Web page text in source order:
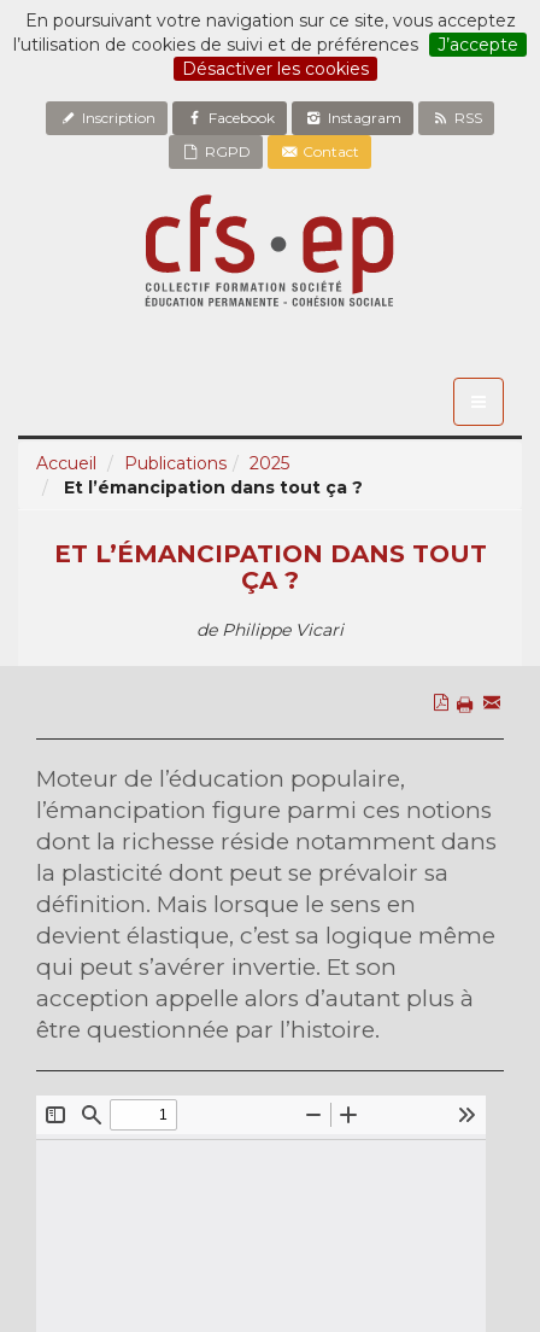
En poursuivant votre navigation sur ce site, vous acceptez
l’utilisation de cookies de suivi et de préférences
J’accepte
Désactiver les cookies
Inscription Facebook Instagram
RSS
RGPD
Contact
Accueil
Publications
2025
Et l’émancipation dans tout ça ?
ET L’ÉMANCIPATION DANS TOUT
ÇA ?
de Philippe Vicari
Moteur de l’éducation populaire,
l’émancipation figure parmi ces notions
dont la richesse réside notamment dans
la plasticité dont peut se prévaloir sa
définition. Mais lorsque le sens en
devient élastique, c’est sa logique même
qui peut s’avérer invertie. Et son
acception appelle alors d’autant plus à
être questionnée par l’histoire.